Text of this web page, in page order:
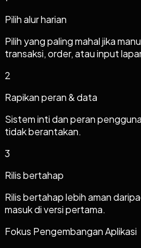
Pilih alur harian
Pilih yang paling mahal jika
transaksi, order, atau input
2
Rapikan peran & data
Sistem inti dan peran
tidak berantakan.
3
Rilis bertahap
Rilis bertahap lebih aman
masuk di versi pertama.
Fokus Pengembangan Aplikasi